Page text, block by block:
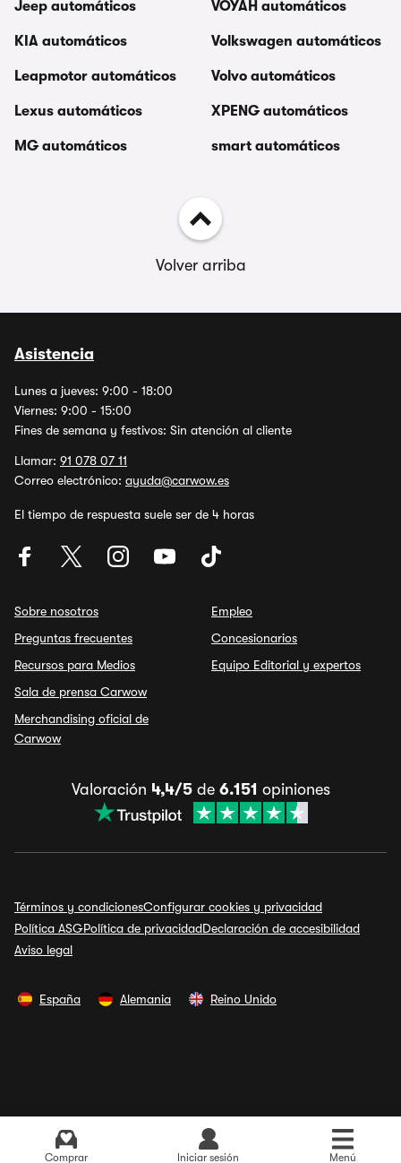
Comprar Iniciar sesión Menú
Jeep automáticos
KIA automáticos
Leapmotor automáticos
Lexus automáticos
MG automáticos
VOYAH automáticos
Volkswagen automáticos
Volvo automáticos
XPENG automáticos
smart automáticos
Volver arriba
Asistencia
Lunes a jueves: 9:00 - 18:00
Viernes: 9:00 - 15:00
Fines de semana y festivos: Sin atención al cliente
Llamar: 91 078 07 11
Correo electrónico: ayuda@carwow.es
El tiempo de respuesta suele ser de 4 horas
Sobre nosotros
Preguntas frecuentes
Recursos para Medios
Sala de prensa Carwow
Merchandising oficial de
Carwow
Empleo
Concesionarios
Equipo Editorial y expertos
Valoración 4,4/5de 6.151 opiniones
Términos y condicionesConfigurar cookies y privacidad
Política ASGPolítica de privacidadDeclaración de accesibilidad
Aviso legal
España Alemania Reino Unido